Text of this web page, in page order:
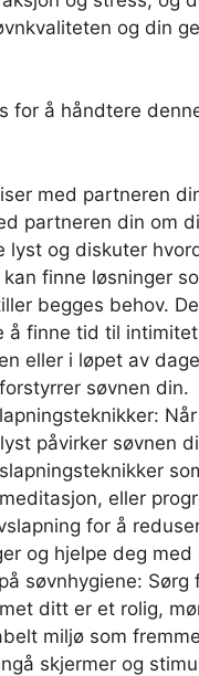
og din
for å håndtere
med partneren
partneren din om
lyst og diskuter
finne løsninger
begges behov.
å finne tid til
eller i løpet av
søvnen din.
påvirker søvnen
eller
for å
og hjelpe deg med
søvnhygiene: Sørg
ditt er et rolig,
miljø som
skjermer og